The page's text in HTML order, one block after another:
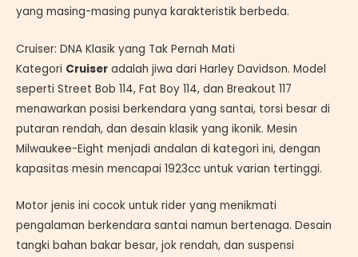
yang masing-masing punya karakteristik berbeda.
Cruiser: DNA Klasik yang Tak Pernah Mati
Kategori Cruiser adalah jiwa dari Harley Davidson. Model
seperti Street Bob 114, Fat Boy 114, dan Breakout 117
menawarkan posisi berkendara yang santai, torsi besar di
putaran rendah, dan desain klasik yang ikonik. Mesin
Milwaukee-Eight menjadi andalan di kategori ini, dengan
kapasitas mesin mencapai 1923cc untuk varian tertinggi.
Motor jenis ini cocok untuk rider yang menikmati
pengalaman berkendara santai namun bertenaga. Desain
tangki bahan bakar besar, jok rendah, dan suspensi